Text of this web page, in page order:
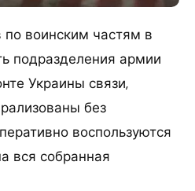
воинским частям в
подразделения армии
Украины связи,
без
воспользуются
вся собранная